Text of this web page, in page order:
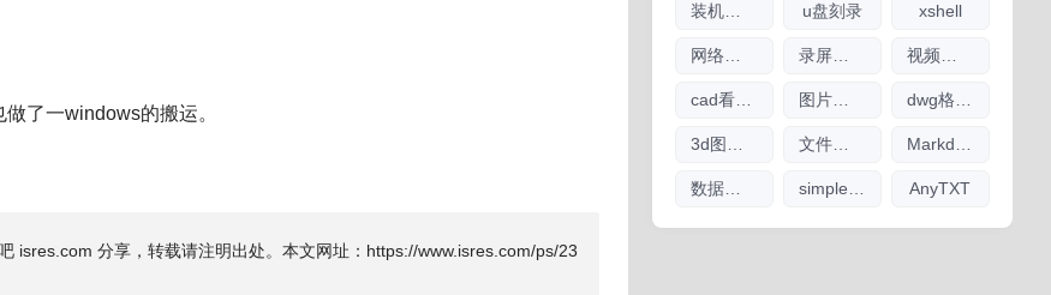
了一windows的搬运。
isres.com 分享，转载请注明出处。本文网址：https://www.isres.com/ps/23
u盘刻录 xshell
录屏录像
图片放大软件大全
文件索引
AnyTXT